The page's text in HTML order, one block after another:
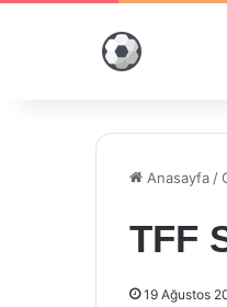
Anasayfa /
TFF
19 Ağustos